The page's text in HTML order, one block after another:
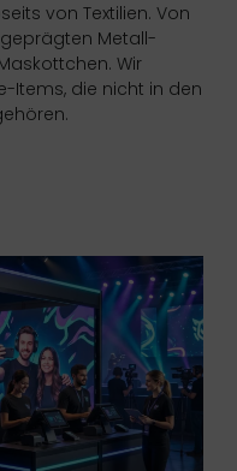
von Textilien. Von
Metall-
Wir
Items, die nicht in den